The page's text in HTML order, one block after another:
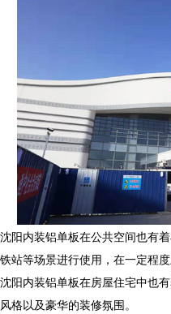
沈阳内装铝单板在公共空间也有
铁站等场景进行使用，在一定程
沈阳内装铝单板在房屋住宅中也
风格以及豪华的装修氛围。